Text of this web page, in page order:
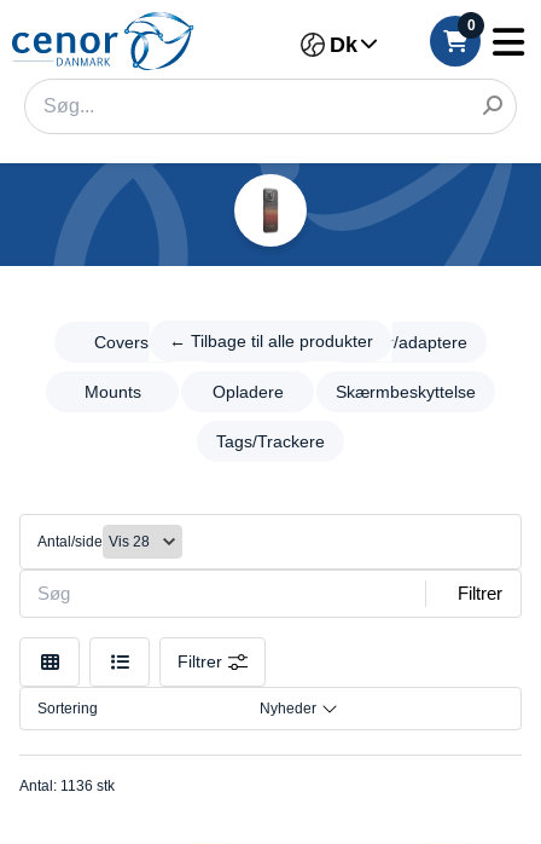
Dk
0
← Tilbage til alle produkter
Covers Foto/video Kabler/adaptere
Mounts Opladere Skærmbeskyttelse
Tags/Trackere
Kategorier
Tilbage til
Kabler/adaptere
Mounts
Skærmbeskyttelse
Tags/Trackere
Filter
Kategori
Størrelse
Tilslutning
Mærke
Antal/side
Filtrer
Filtrer
Sortering Nyheder
Antal: 1136 stk